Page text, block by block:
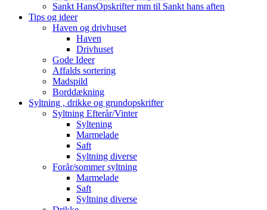
Sankt HansOpskrifter mm til Sankt hans aften
Tips og ideer
Haven og drivhuset
Haven
Drivhuset
Gode Ideer
Affalds sortering
Madspild
Borddækning
Syltning , drikke og grundopskrifter
Syltning Efterår/Vinter
Syltening
Marmelade
Saft
Syltning diverse
Forår/sommer syltning
Marmelade
Saft
Syltning diverse